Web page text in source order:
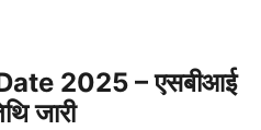
2025 – एसबीआई
जारी